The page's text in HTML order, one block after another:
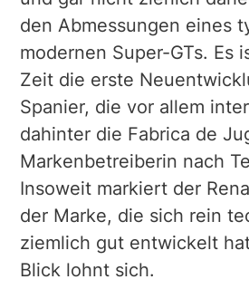
den Abmessungen eines
modernen Super-GTs. Es
Zeit die erste
Spanier, die vor allem
dahinter die Fabrica de
Markenbetreiberin nach
Insoweit markiert der
der Marke, die sich rein
ziemlich gut entwickelt
Blick lohnt sich.